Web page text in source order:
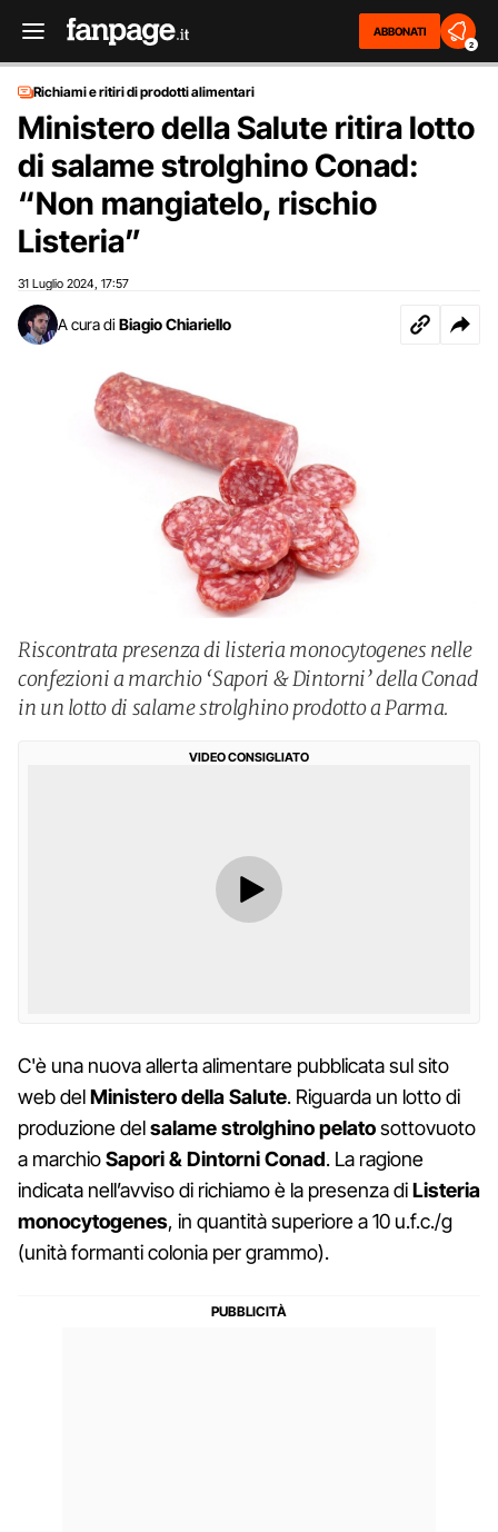
ABBONATI
2
Richiami e ritiri di prodotti alimentari
Ministero della Salute ritira lotto
di salame strolghino Conad:
“Non mangiatelo, rischio
Listeria”
31 Luglio 2024 17:57
A cura di Biagio Chiariello
Riscontrata presenza di listeria monocytogenes nelle
confezioni a marchio ‘Sapori & Dintorni’ della Conad
in un lotto di salame strolghino prodotto a Parma.
VIDEO CONSIGLIATO
C'è una nuova allerta alimentare pubblicata sul sito
web delMinistero della Salute. Riguarda un lotto di
produzione delsalame strolghino pelatosottovuoto
a marchioSapori & Dintorni Conad. La ragione
indicata nell’avviso di richiamo è la presenza diListeria
monocytogenes, in quantità superiore a 10 u.f.c./g
(unità formanti colonia per grammo).